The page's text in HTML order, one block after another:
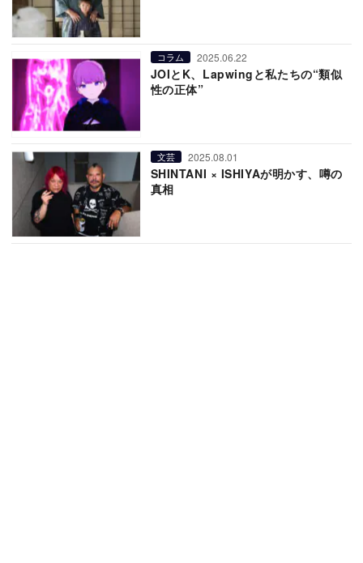
コラム 2025.06.22
JOIとK、Lapwingと私たちの“類似
性の正体”
文芸 2025.08.01
SHINTANI × ISHIYAが明かす、噂の
真相